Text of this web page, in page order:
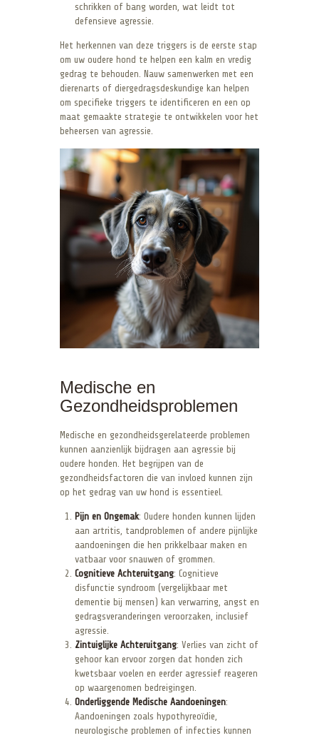
schrikken of bang worden, wat leidt tot
defensieve agressie.
Het herkennen van deze triggers is de eerste stap
om uw oudere hond te helpen een kalm en vredig
gedrag te behouden. Nauw samenwerken met een
dierenarts of diergedragsdeskundige kan helpen
om specifieke triggers te identificeren en een op
maat gemaakte strategie te ontwikkelen voor het
beheersen van agressie.
Medische en
Gezondheidsproblemen
Medische en gezondheidsgerelateerde problemen
kunnen aanzienlijk bijdragen aan agressie bij
oudere honden. Het begrijpen van de
gezondheidsfactoren die van invloed kunnen zijn
op het gedrag van uw hond is essentieel.
Pijn en Ongemak: Oudere honden kunnen lijden
aan artritis, tandproblemen of andere pijnlijke
aandoeningen die hen prikkelbaar maken en
vatbaar voor snauwen of grommen.
Cognitieve Achteruitgang: Cognitieve
disfunctie syndroom (vergelijkbaar met
dementie bij mensen) kan verwarring, angst en
gedragsveranderingen veroorzaken, inclusief
agressie.
Zintuiglijke Achteruitgang: Verlies van zicht of
gehoor kan ervoor zorgen dat honden zich
kwetsbaar voelen en eerder agressief reageren
op waargenomen bedreigingen.
Onderliggende Medische Aandoeningen:
Aandoeningen zoals hypothyreoïdie,
neurologische problemen of infecties kunnen